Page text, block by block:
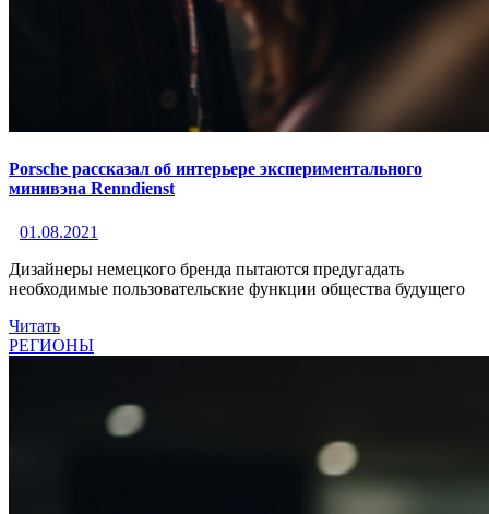
Porsche рассказал об интерьере экспериментального
минивэна Renndienst
01.08.2021
Дизайнеры немецкого бренда пытаются предугадать
необходимые пользовательские функции общества будущего
Читать
РЕГИОНЫ